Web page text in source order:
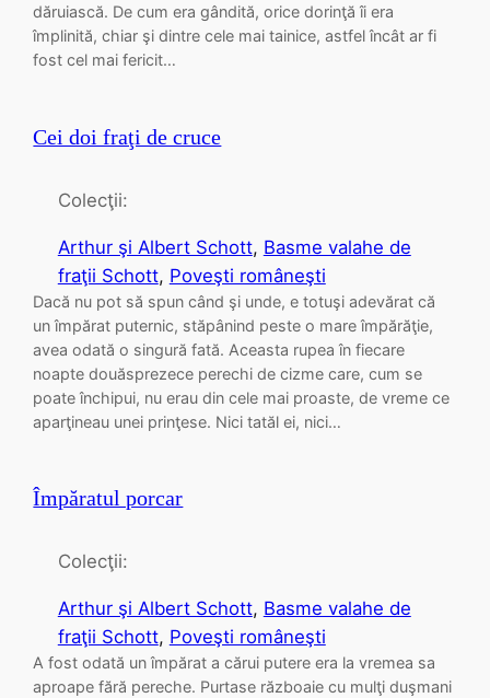
dăruiască. De cum era gândită, orice dorinţă îi era
împlinită, chiar şi dintre cele mai tainice, astfel încât ar fi
fost cel mai fericit…
Cei doi fraţi de cruce
Colecţii:
Arthur şi Albert Schott, Basme valahe de
fraţii Schott, Poveşti româneşti
Dacă nu pot să spun când şi unde, e totuşi adevărat că
un împărat puternic, stăpânind peste o mare împărăţie,
avea odată o singură fată. Aceasta rupea în fiecare
noapte douăsprezece perechi de cizme care, cum se
poate închipui, nu erau din cele mai proaste, de vreme ce
aparţineau unei prinţese. Nici tatăl ei, nici…
Împăratul porcar
Colecţii:
Arthur şi Albert Schott, Basme valahe de
fraţii Schott, Poveşti româneşti
A fost odată un împărat a cărui putere era la vremea sa
aproape fără pereche. Purtase războaie cu mulţi duşmani